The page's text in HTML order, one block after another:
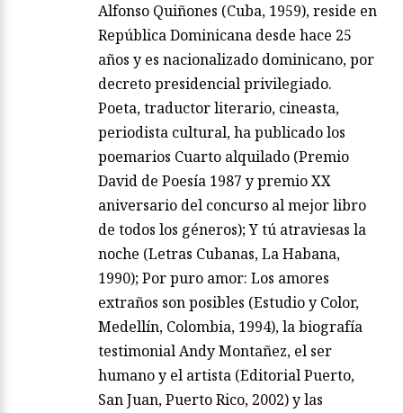
Alfonso Quiñones (Cuba, 1959), reside en
República Dominicana desde hace 25
años y es nacionalizado dominicano, por
decreto presidencial privilegiado.
Poeta, traductor literario, cineasta,
periodista cultural, ha publicado los
poemarios Cuarto alquilado (Premio
David de Poesía 1987 y premio XX
aniversario del concurso al mejor libro
de todos los géneros); Y tú atraviesas la
noche (Letras Cubanas, La Habana,
1990); Por puro amor: Los amores
extraños son posibles (Estudio y Color,
Medellín, Colombia, 1994), la biografía
testimonial Andy Montañez, el ser
humano y el artista (Editorial Puerto,
San Juan, Puerto Rico, 2002) y las